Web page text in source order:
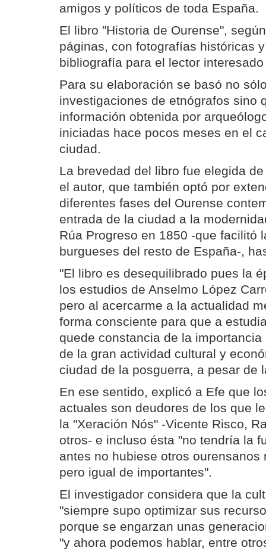
amigos y políticos de toda España.
El libro "Historia de Ourense",
páginas, con fotografías históricas
bibliografía para el lector
Para su elaboración se basó no
investigaciones de etnógrafos sino
información obtenida por
iniciadas hace pocos meses en el
ciudad.
La brevedad del libro fue elegida
el autor, que también optó por
diferentes fases del Ourense
entrada de la ciudad a la
Rúa Progreso en 1850 -que facilitó
burgueses del resto de España-,
"El libro es desequilibrado pues la
los estudios de Anselmo López
pero al acercarme a la actualidad
forma consciente para que a
quede constancia de la
de la gran actividad cultural y
ciudad de la posguerra, a pesar de
En ese sentido, explicó a Efe que
actuales son deudores de los que
la "Xeración Nós" -Vicente Risco,
otros- e incluso ésta "no tendría la
antes no hubiese otros ourensanos
pero igual de importantes".
El investigador considera que la
"siempre supo optimizar sus
porque se engarzan unas
"y ahora podemos hablar, entre